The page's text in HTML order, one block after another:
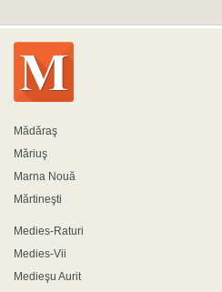
Mădăraş
Măriuş
Marna Nouă
Mărtineşti
Medies-Raturi
Medies-Vii
Medieşu Aurit